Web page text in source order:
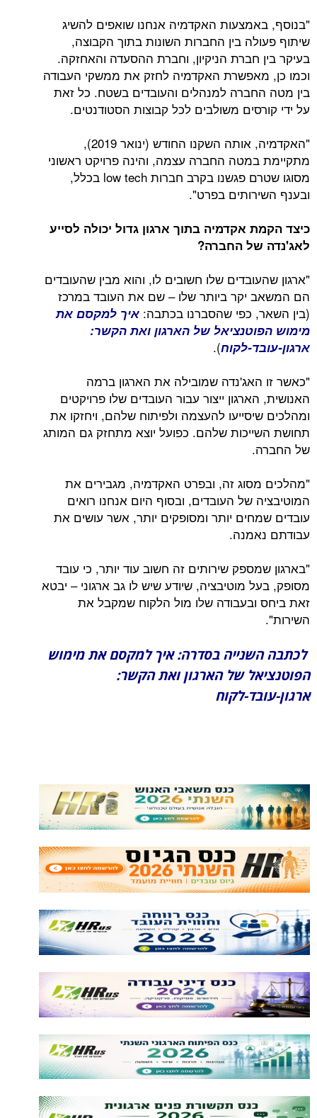
"בנוסף, באמצעות האקדמיה אנחנו שואפים להשיג
שיתוף פעולה בין החברות השונות בתוך הקבוצה,
בעיקר בין חברת הניקיון, וחברת ההסעדה והאחזקה.
וכמו כן, מאפשרת האקדמיה לחזק את ממשקי העבודה
בין מטה החברה למנהלים והעובדים בשטח. כל זאת
על ידי קורסים משולבים לכל קבוצות הסטודנטים.
"האקדמיה, אותה השקנו החודש (ינואר 2019),
מתקיימת במטה החברה עצמה, והינה פרויקט ראשוני
מסוגו שטרם פגשנו בקרב חברות low tech בכלל,
ובענף השירותים בפרט".
כיצד הקמת אקדמיה בתוך ארגון גדול יכולה לסייע
לאג'נדה של החברה?
"ארגון שהעובדים שלו חשובים לו, והוא מבין שהעובדים
הם המשאב יקר ביותר שלו – שם את העובד במרכז
(בין השאר, כפי שהסברנו בכתבה: איך למקסם את
מימוש הפוטנציאל של הארגון ואת הקשר:
ארגון-עובד-לקוח).
"כאשר זו האג'נדה שמובילה את הארגון ברמה
האנושית, הארגון ייצור עבור העובדים שלו פרויקטים
ומהלכים שיסייעו להעצמה ולפיתוח שלהם, ויחזקו את
תחושת השייכות שלהם. כפועל יוצא מתחזק גם המותג
של החברה.
"מהלכים מסוג זה, ובפרט האקדמיה, מגבירים את
המוטיבציה של העובדים, ובסוף היום אנחנו רואים
עובדים שמחים יותר ומסופקים יותר, אשר עושים את
עבודתם נאמנה.
"בארגון שמספק שירותים זה חשוב עוד יותר, כי עובד
מסופק, בעל מוטיבציה, שיודע שיש לו גב ארגוני – יבטא
זאת ביחס ובעבודה שלו מול הלקוח שמקבל את
השירות".
לכתבה השנייה בסדרה: איך למקסם את מימוש
הפוטנציאל של הארגון ואת הקשר:
ארגון-עובד-לקוח